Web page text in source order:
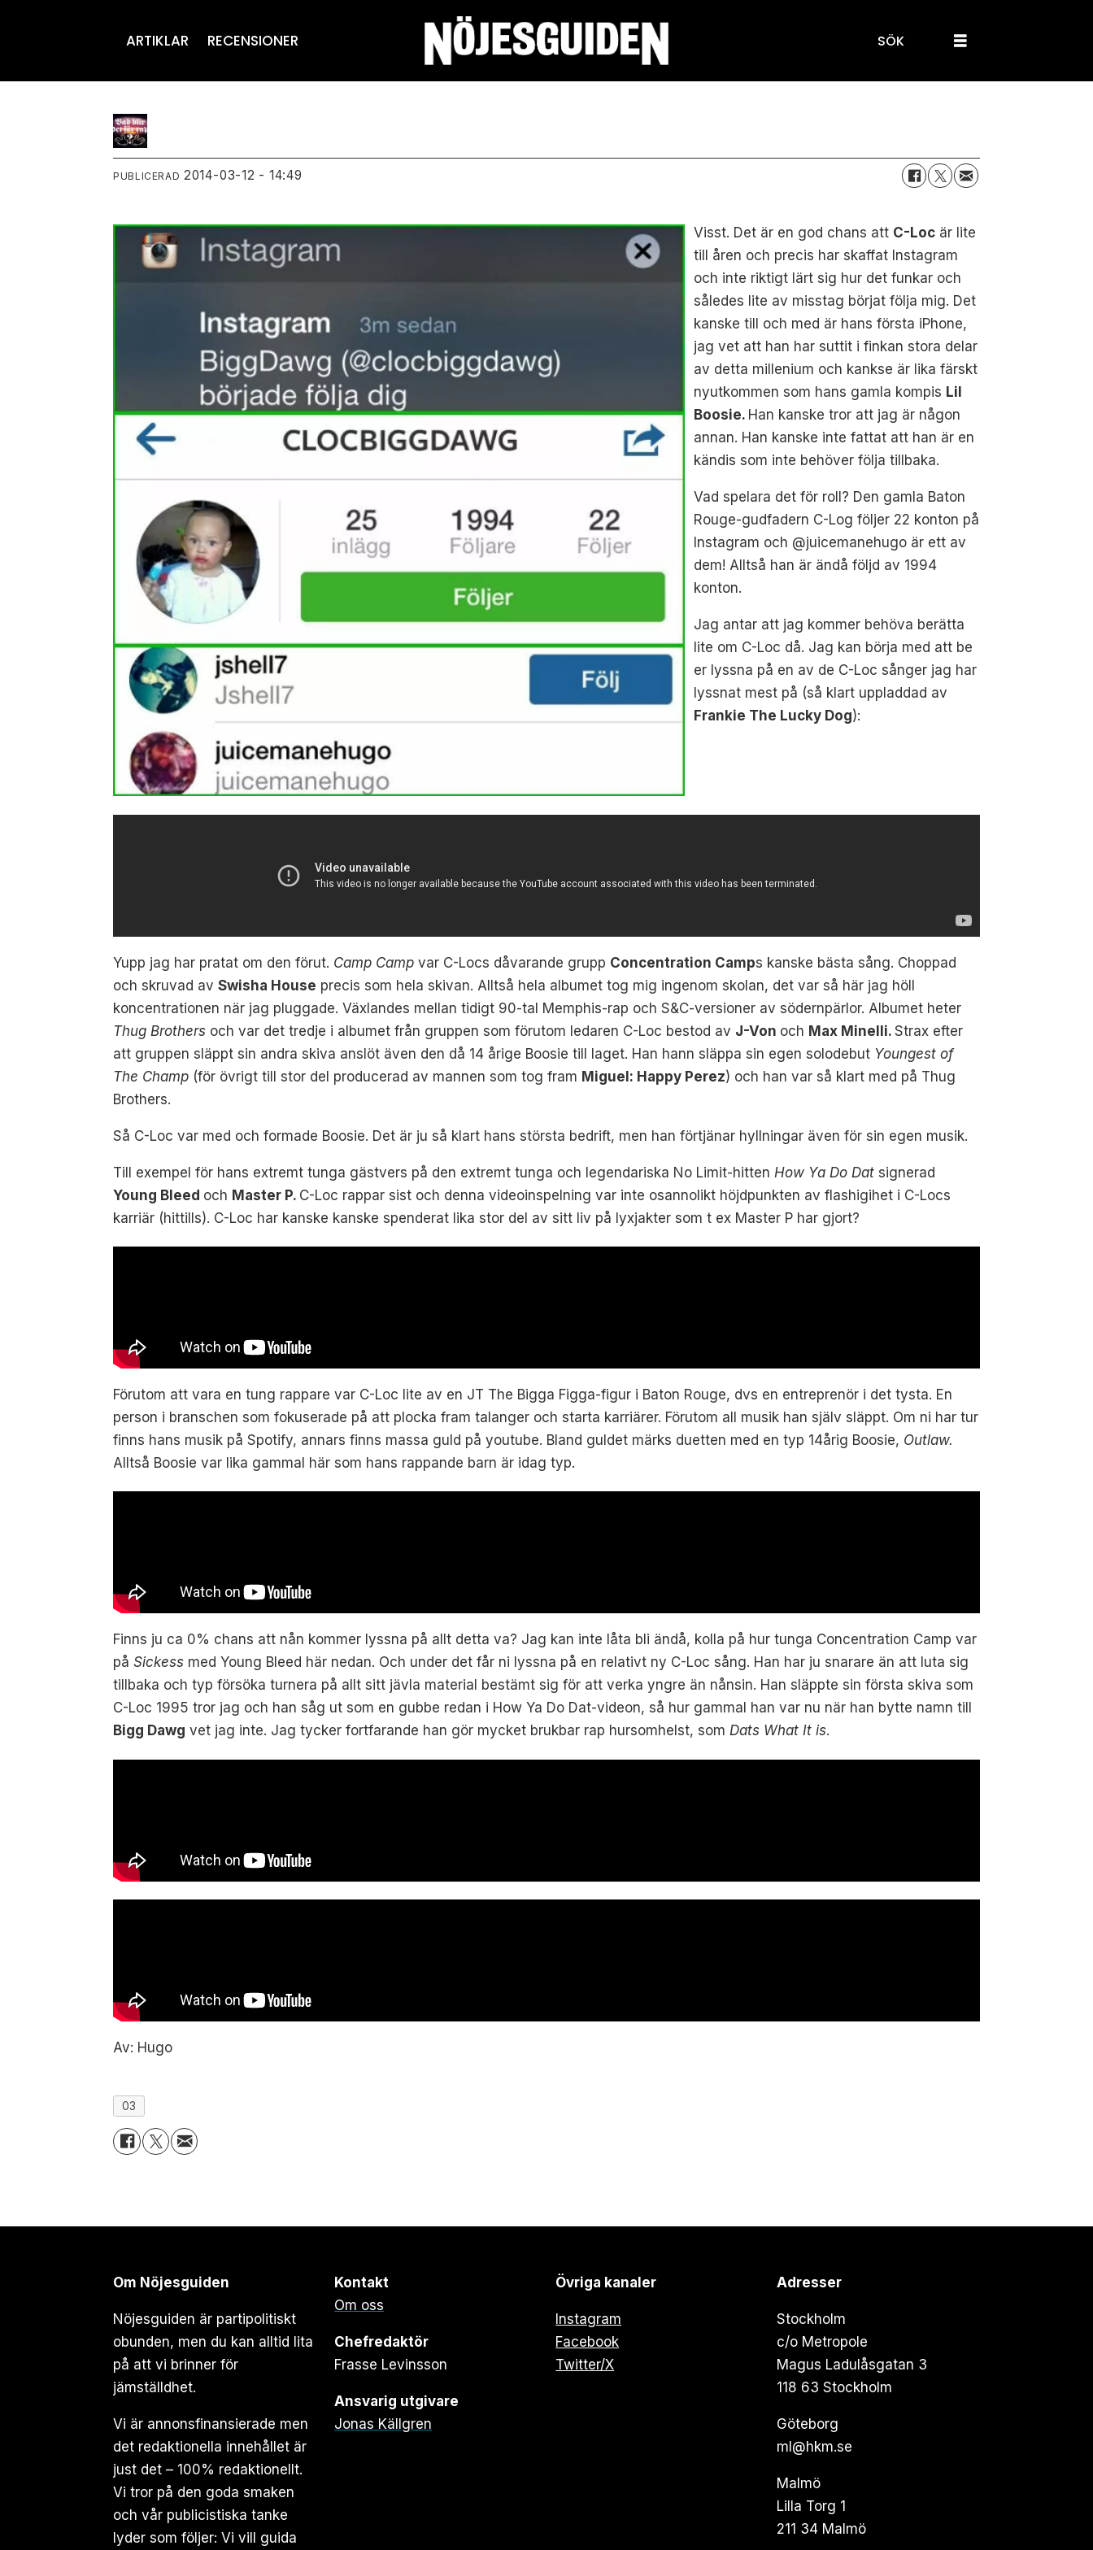
ARTIKLAR RECENSIONER SÖK
PUBLICERAD 2014-03-12 - 14:49
Visst. Det är en god chans att C-Loc är lite
till åren och precis har skaffat Instagram
och inte riktigt lärt sig hur det funkar och
således lite av misstag börjat följa mig. Det
kanske till och med är hans första iPhone,
jag vet att han har suttit i finkan stora delar
av detta millenium och kankse är lika färskt
nyutkommen som hans gamla kompis Lil
Boosie. Han kanske tror att jag är någon
annan. Han kanske inte fattat att han är en
kändis som inte behöver följa tillbaka.
Vad spelara det för roll? Den gamla Baton
Rouge-gudfadern C-Log följer 22 konton på
Instagram och @juicemanehugo är ett av
dem! Alltså han är ändå följd av 1994
konton.
Jag antar att jag kommer behöva berätta
lite om C-Loc då. Jag kan börja med att be
er lyssna på en av de C-Loc sånger jag har
lyssnat mest på (så klart uppladdad av
Frankie The Lucky Dog):
Yupp jag har pratat om den förut. Camp Camp var C-Locs dåvarande grupp Concentration Camps kanske bästa sång. Choppad
och skruvad avSwisha House precis som hela skivan. Alltså hela albumet tog mig ingenom skolan, det var så här jag höll
koncentrationen när jag pluggade. Växlandes mellan tidigt 90-tal Memphis-rap och S&C-versioner av södernpärlor. Albumet heter
Thug Brothers och var det tredje i albumet från gruppen som förutom ledaren C-Loc bestod av J-Von och Max Minelli.Strax efter
att gruppen släppt sin andra skiva anslöt även den då 14 årige Boosie till laget. Han hann släppa sin egen solodebut Youngest of
The Champ (för övrigt till stor del producerad av mannen som tog fram Miguel: Happy Perez) och han var så klart med på Thug
Brothers.
Så C-Loc var med och formade Boosie. Det är ju så klart hans största bedrift, men han förtjänar hyllningar även för sin egen musik.
Till exempel för hans extremt tunga gästvers på den extremt tunga och legendariska No Limit-hitten How Ya Do Datsignerad
Young Bleed och Master P. C-Loc rappar sist och denna videoinspelning var inte osannolikt höjdpunkten av flashigihet i C-Locs
karriär (hittills). C-Loc har kanske kanske spenderat lika stor del av sitt liv på lyxjakter som t ex Master P har gjort?
Förutom att vara en tung rappare var C-Loc lite av en JT The Bigga Figga-figur i Baton Rouge, dvs en entreprenör i det tysta. En
person i branschen som fokuserade på att plocka fram talanger och starta karriärer. Förutom all musik han själv släppt. Om ni har tur
finns hans musik på Spotify, annars finns massa guld på youtube. Bland guldet märks duetten med en typ 14årig Boosie, Outlaw.
Alltså Boosie var lika gammal här som hans rappande barn är idag typ.
Finns ju ca 0% chans att nån kommer lyssna på allt detta va? Jag kan inte låta bli ändå, kolla på hur tunga Concentration Camp var
påSickess med Young Bleed här nedan. Och under det får ni lyssna på en relativt ny C-Loc sång. Han har ju snarare än att luta sig
tillbaka och typ försöka turnera på allt sitt jävla material bestämt sig för att verka yngre än nånsin. Han släppte sin första skiva som
C-Loc 1995 tror jag och han såg ut som en gubbe redan i How Ya Do Dat-videon, så hur gammal han var nu när han bytte namn till
Bigg Dawg vet jag inte. Jag tycker fortfarande han gör mycket brukbar rap hursomhelst, somDats What It is.
Av: Hugo
03
Om Nöjesguiden
Nöjesguiden är partipolitiskt
obunden, men du kan alltid lita
på att vi brinner för
jämställdhet.
Vi är annonsfinansierade men
det redaktionella innehållet är
just det – 100% redaktionellt.
Vi tror på den goda smaken
och vår publicistiska tanke
lyder som följer: Vi vill guida
Kontakt
Om oss
Chefredaktör
Frasse Levinsson
Ansvarig utgivare
Jonas Källgren
Övriga kanaler
Instagram
Facebook
Twitter/X
Adresser
Stockholm
c/o Metropole
Magus Ladulåsgatan 3
118 63 Stockholm
Göteborg
ml@hkm.se
Malmö
Lilla Torg 1
211 34 Malmö